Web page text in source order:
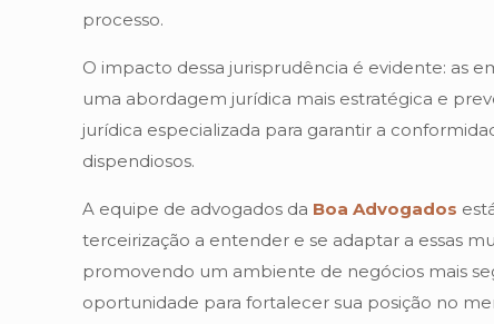
processo.
O impacto dessa jurisprudência é evidente: as
uma abordagem jurídica mais estratégica e
jurídica especializada para garantir a
dispendiosos.
A equipe de advogados da Boa Advogados
terceirização a entender e se adaptar a essas
promovendo um ambiente de negócios mais
oportunidade para fortalecer sua posição no